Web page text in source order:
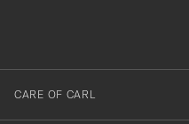
onze
nieuwsbrief!
CARE OF CARL